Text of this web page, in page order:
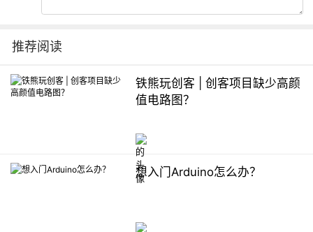
推荐阅读
铁熊玩创客 | 创客项目缺少高颜
值电路图？
想入门Arduino怎么办？